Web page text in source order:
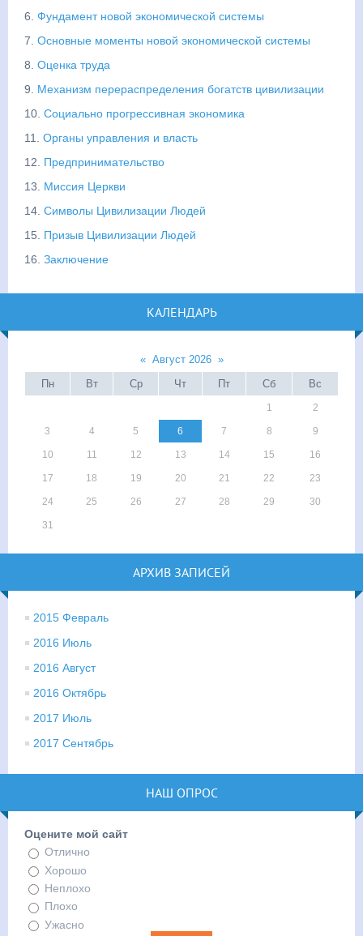
6. Фундамент новой экономической системы
7. Основные моменты новой экономической системы
8. Оценка труда
9. Механизм перераспределения богатств цивилизации
10. Социально прогрессивная экономика
11. Органы управления и власть
12. Предпринимательство
13. Миссия Церкви
14. Символы Цивилизации Людей
15. Призыв Цивилизации Людей
16. Заключение
КАЛЕНДАРЬ
« Август 2026 »
Пн
Вт Ср Чт Пт Сб Вс
1 2
3 4 5 6 7 8 9
10 11 12 13 14 15 16
17 18 19 20 21 22 23
24 25 26 27 28 29 30
31
АРХИВ ЗАПИСЕЙ
2015 Февраль
2016 Июль
2016 Август
2016 Октябрь
2017 Июль
2017 Сентябрь
НАШ ОПРОС
Оцените мой сайт
Отлично
Хорошо
Неплохо
Плохо
Ужасно